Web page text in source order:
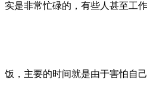
实是非常忙碌的，有些人甚至工
饭，主要的时间就是由于害怕自